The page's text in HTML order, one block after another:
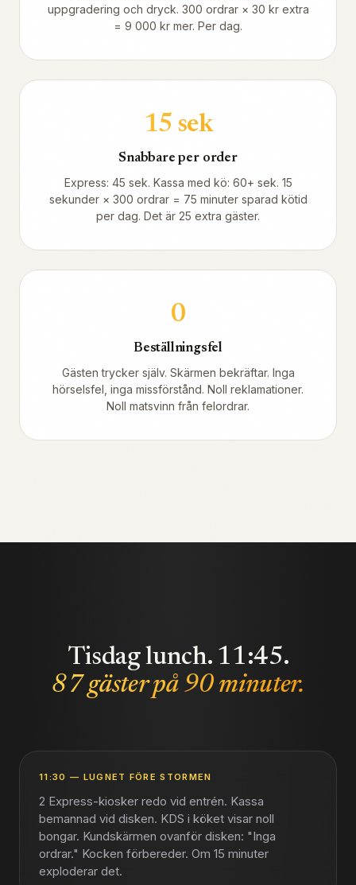
uppgradering och dryck. 300 ordrar × 30 kr extra
= 9 000 kr mer. Per dag.
15 sek
Snabbare per order
Express: 45 sek. Kassa med kö: 60+ sek. 15
sekunder × 300 ordrar = 75 minuter sparad kötid
per dag. Det är 25 extra gäster.
0
Beställningsfel
Gästen trycker själv. Skärmen bekräftar. Inga
hörselsfel, inga missförstånd. Noll reklamationer.
Noll matsvinn från felordrar.
Tisdag lunch. 11:45.
87 gäster på 90 minuter.
11:30 — LUGNET FÖRE STORMEN
2 Express-kiosker redo vid entrén. Kassa
bemannad vid disken. KDS i köket visar noll
bongar. Kundskärmen ovanför disken: "Inga
ordrar." Kocken förbereder. Om 15 minuter
exploderar det.